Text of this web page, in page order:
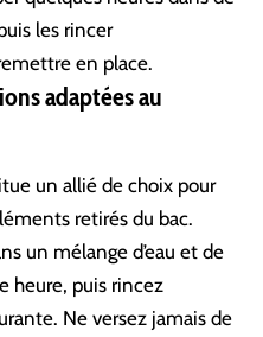
les rincer
en place.
adaptées au
un allié de choix pour
retirés du bac.
un mélange d’eau et de
heure, puis rincez
Ne versez jamais de